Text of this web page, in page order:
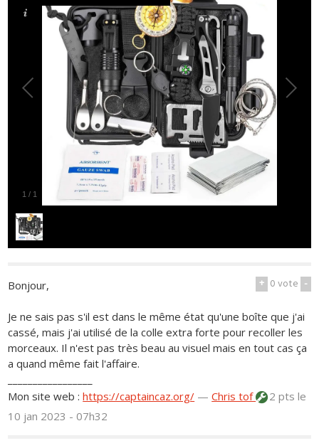
1 / 1
+ 0vote -
Bonjour,
Je ne sais pas s'il est dans le même état qu'une boîte que j'ai
cassé, mais j'ai utilisé de la colle extra forte pour recoller les
morceaux. Il n'est pas très beau au visuel mais en tout cas ça
a quand même fait l'affaire.
Mon site web :https://captaincaz.org/ —Chris tof 2 ptsle
10 jan 2023 - 07h32